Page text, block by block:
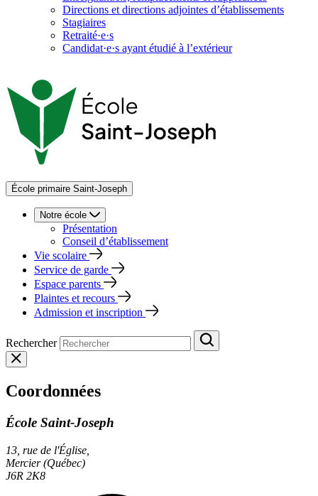
Directions et directions adjointes d’établissements
Stagiaires
Retraité·e·s
Candidat·e·s ayant étudié à l’extérieur
École primaire Saint-Joseph
Notre école
Présentation
Conseil d’établissement
Vie scolaire
Service de garde
Espace parents
Plaintes et recours
Admission et inscription
Rechercher
Coordonnées
École Saint-Joseph
13, rue de l'Église,
Mercier (Québec)
J6R 2K8